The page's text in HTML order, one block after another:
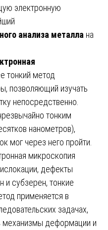
электронную
анализа металла на
тонкий метод
позволяющий изучать
непосредственно.
тонким
нанометров),
мог через него пройти.
микроскопия
дефекты
и субзерен, тонкие
применяется в
задачах,
механизмы деформации и